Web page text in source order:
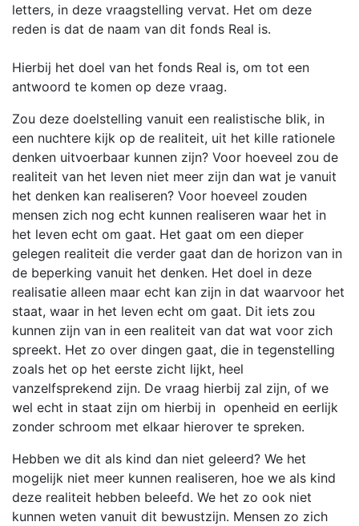
letters, in deze vraagstelling vervat. Het om deze
reden is dat de naam van dit fonds Real is.
Hierbij het doel van het fonds Real is, om tot een
antwoord te komen op deze vraag.
Zou deze doelstelling vanuit een realistische blik, in
een nuchtere kijk op de realiteit, uit het kille rationele
denken uitvoerbaar kunnen zijn? Voor hoeveel zou de
realiteit van het leven niet meer zijn dan wat je vanuit
het denken kan realiseren? Voor hoeveel zouden
mensen zich nog echt kunnen realiseren waar het in
het leven echt om gaat. Het gaat om een dieper
gelegen realiteit die verder gaat dan de horizon van in
de beperking vanuit het denken. Het doel in deze
realisatie alleen maar echt kan zijn in dat waarvoor het
staat, waar in het leven echt om gaat. Dit iets zou
kunnen zijn van in een realiteit van dat wat voor zich
spreekt. Het zo over dingen gaat, die in tegenstelling
zoals het op het eerste zicht lijkt, heel
vanzelfsprekend zijn. De vraag hierbij zal zijn, of we
wel echt in staat zijn om hierbij in openheid en eerlijk
zonder schroom met elkaar hierover te spreken.
Hebben we dit als kind dan niet geleerd? We het
mogelijk niet meer kunnen realiseren, hoe we als kind
deze realiteit hebben beleefd. We het zo ook niet
kunnen weten vanuit dit bewustzijn. Mensen zo zich